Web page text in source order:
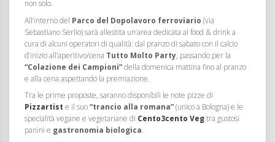
non solo.
All’interno del Parco del Dopolavoro ferroviario (via
Sebastiano Serlio) sarà allestita un’area dedicata al food & drink a
cura di alcuni operatori di qualità: dal pranzo di sabato con il calcio
d’inizio all’aperitivo/cena Tutto Molto Party, passando per la
“Colazione dei Campioni”della domenica mattina fino al pranzo
e alla cena aspettando la premiazione.
Tra le prime proposte, saranno disponibili le note pizze di
Pizzartist e il suo“trancio alla romana”(unico a Bologna) e le
specialità vegane e vegetariane di Cento3cento Vegtra gustosi
panini e gastronomia biologica.